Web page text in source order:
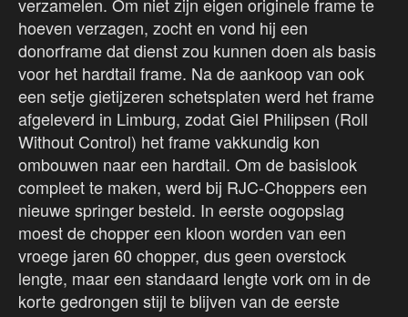
hoeven verzagen, zocht en vond hij een
donorframe dat dienst zou kunnen doen als basis
voor het hardtail frame. Na de aankoop van ook
een setje gietijzeren schetsplaten werd het frame
afgeleverd in Limburg, zodat Giel Philipsen (Roll
Without Control) het frame vakkundig kon
ombouwen naar een hardtail. Om de basislook
compleet te maken, werd bij RJC-Choppers een
nieuwe springer besteld. In eerste oogopslag
moest de chopper een kloon worden van een
vroege jaren 60 chopper, dus geen overstock
lengte, maar een standaard lengte vork om in de
korte gedrongen stijl te blijven van de eerste